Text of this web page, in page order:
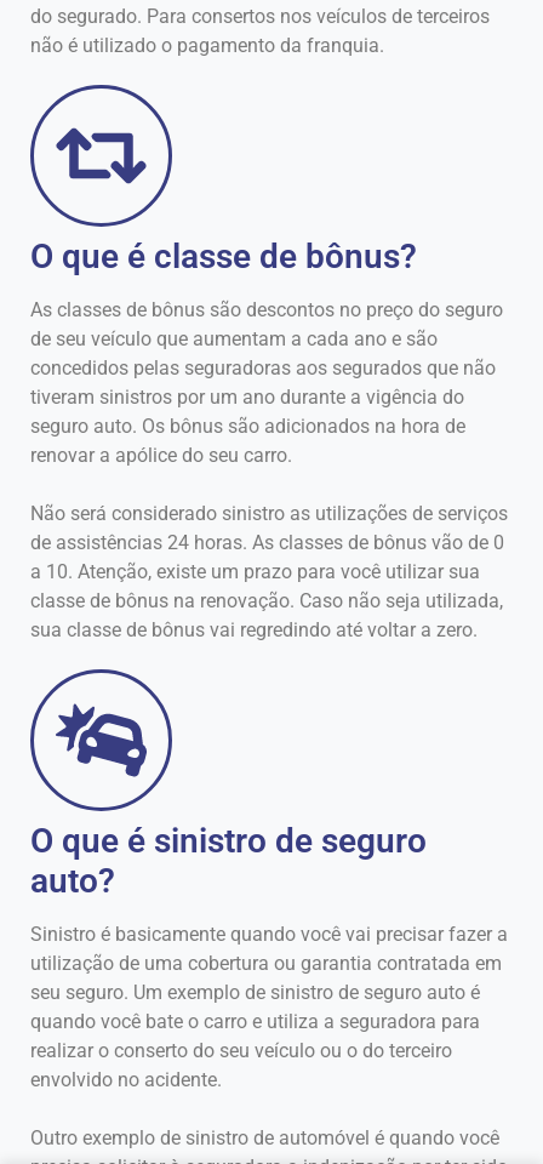
do segurado. Para consertos nos veículos de terceiros
não é utilizado o pagamento da franquia.
O que é classe de bônus?
As classes de bônus são descontos no preço do seguro
de seu veículo que aumentam a cada ano e são
concedidos pelas seguradoras aos segurados que não
tiveram sinistros por um ano durante a vigência do
seguro auto. Os bônus são adicionados na hora de
renovar a apólice do seu carro.
Não será considerado sinistro as utilizações de serviços
de assistências 24 horas. As classes de bônus vão de 0
a 10. Atenção, existe um prazo para você utilizar sua
classe de bônus na renovação. Caso não seja utilizada,
sua classe de bônus vai regredindo até voltar a zero.
O que é sinistro de seguro
auto?
Sinistro é basicamente quando você vai precisar fazer a
utilização de uma cobertura ou garantia contratada em
seu seguro. Um exemplo de sinistro de seguro auto é
quando você bate o carro e utiliza a seguradora para
realizar o conserto do seu veículo ou o do terceiro
envolvido no acidente.
Outro exemplo de sinistro de automóvel é quando você